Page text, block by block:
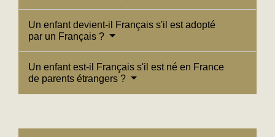
Un enfant devient-il Français s'il est adopté
par un Français ?
Un enfant est-il Français s'il est né en France
de parents étrangers ?